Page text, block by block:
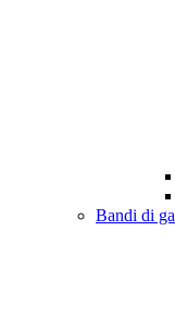
Bandi di